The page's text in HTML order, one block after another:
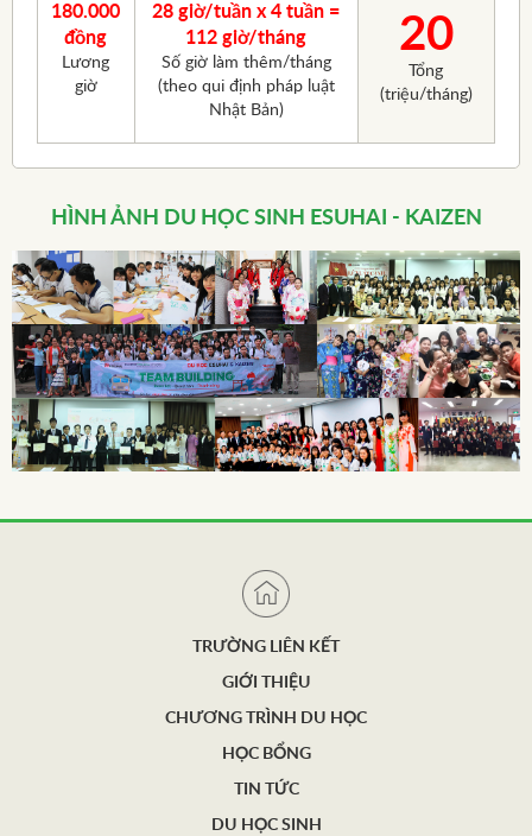
180.000
đồng
Lương
giờ
28 giờ/tuần x 4 tuần =
112 giờ/tháng
Số giờ làm thêm/tháng
(theo qui định pháp luật
Nhật Bản)
20
Tổng
(triệu/tháng)
HÌNH ẢNH DU HỌC SINH ESUHAI - KAIZEN
TRƯỜNG LIÊN KẾT
GIỚI THIỆU
CHƯƠNG TRÌNH DU HỌC
HỌC BỔNG
TIN TỨC
DU HỌC SINH